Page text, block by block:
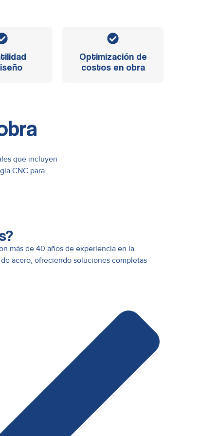
Optimización de
costos en obra
que incluyen
CNC para
más de 40 años de experiencia en la
acero, ofreciendo soluciones completas